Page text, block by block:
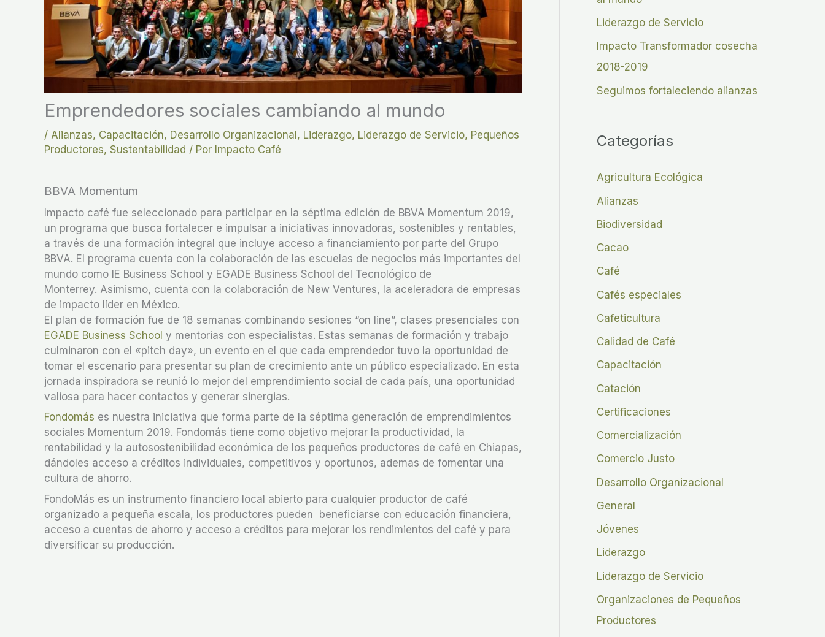
Emprendedores sociales cambiando al mundo
/ Alianzas, Capacitación, Desarrollo Organizacional , Liderazgo, Liderazgo de Servicio, Pequeños
Productores, Sustentabilidad / Por Impacto Café
BBVA Momentum
Impacto café fue seleccionado para participar en la séptima edición de BBVA Momentum 2019,
un programa que busca fortalecer e impulsar a iniciativas innovadoras, sostenibles y rentables,
a través de una formación integral que incluye acceso a financiamiento por parte del Grupo
BBVA. El programa cuenta con la colaboración de las escuelas de negocios más importantes del
mundo como IE Business School y EGADE Business School del Tecnológico de
Monterrey. Asimismo, cuenta con la colaboración de New Ventures, la aceleradora de empresas
de impacto líder en México.
El plan de formación fue de 18 semanas combinando sesiones “on line”, clases presenciales con
EGADE Business School y mentorias con especialistas. Estas semanas de formación y trabajo
culminaron con el «pitch day», un evento en el que cada emprendedor tuvo la oportunidad de
tomar el escenario para presentar su plan de crecimiento ante un público especializado. En esta
jornada inspiradora se reunió lo mejor del emprendimiento social de cada país, una oportunidad
valiosa para hacer contactos y generar sinergias.
Fondomás es nuestra iniciativa que forma parte de la séptima generación de emprendimientos
sociales Momentum 2019. Fondomás tiene como objetivo mejorar la productividad, la
rentabilidad y la autosostenibilidad económica de los pequeños productores de café en Chiapas,
dándoles acceso a créditos individuales, competitivos y oportunos, ademas de fomentar una
cultura de ahorro.
FondoMás es un instrumento financiero local abierto para cualquier productor de café
organizado a pequeña escala, los productores pueden beneficiarse con educación financiera,
acceso a cuentas de ahorro y acceso a créditos para mejorar los rendimientos del café y para
diversificar su producción.
Liderazgo de Servicio
Impacto Transformador cosecha
2018-2019
Seguimos fortaleciendo alianzas
Categorías
Agricultura Ecológica
Alianzas
Biodiversidad
Cacao
Café
Cafés especiales
Cafeticultura
Calidad de Café
Capacitación
Catación
Certificaciones
Comercialización
Comercio Justo
Desarrollo Organizacional
General
Jóvenes
Liderazgo
Liderazgo de Servicio
Organizaciones de Pequeños
Productores